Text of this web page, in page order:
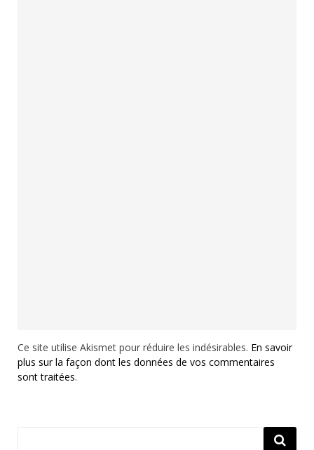
Ce site utilise Akismet pour réduire les indésirables. En savoir
plus sur la façon dont les données de vos commentaires
sont traitées.